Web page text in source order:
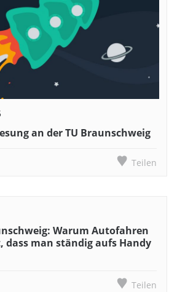
an der TU Braunschweig
Teilen
Warum Autofahren
dass man ständig aufs Handy
Teilen